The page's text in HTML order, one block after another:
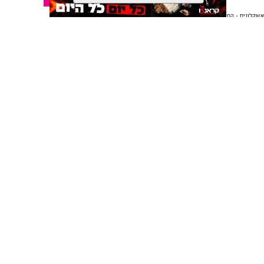
אשקלונים - המקומון היומי של אשקלון באינטרנט